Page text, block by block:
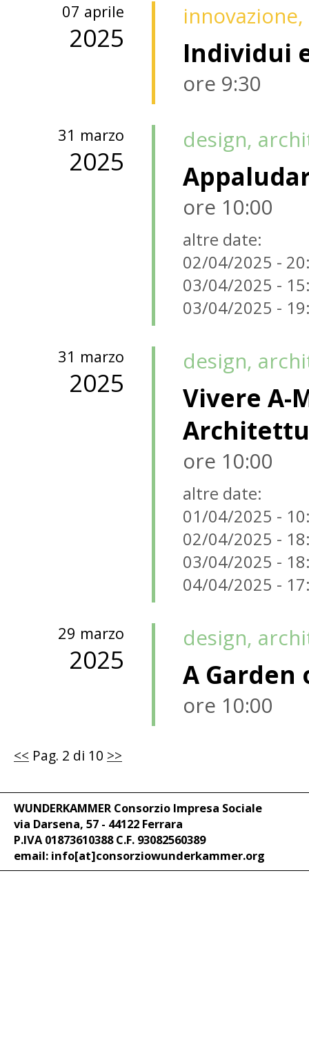
07 aprile
2025 Individui
ore 9:30
31 marzo
2025
design,
ore 10:00
altre date:
02/04/2025 -
03/04/2025 -
03/04/2025 -
31 marzo
2025
design,
Vivere A-
ore 10:00
altre date:
01/04/2025 -
02/04/2025 -
03/04/2025 -
04/04/2025 -
29 marzo
2025
design,
A Garden
ore 10:00
<< Pag. 2 di 10 >>
WUNDERKAMMER Consorzio Impresa Sociale
via Darsena, 57 - 44122 Ferrara
P.IVA 01873610388 C.F. 93082560389
email: info[at]consorziowunderkammer.org